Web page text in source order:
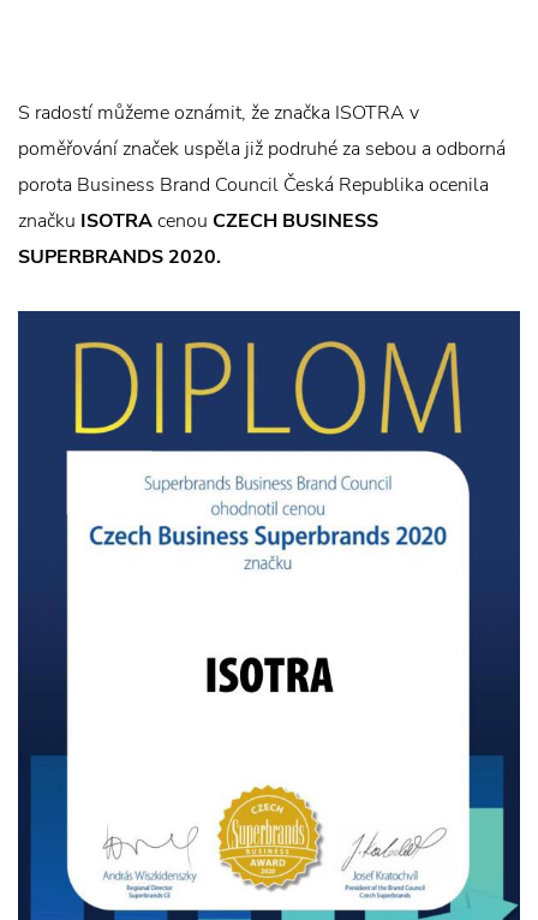
S radostí můžeme oznámit, že značka ISOTRA v
poměřování značek uspěla již podruhé za sebou a odborná
porota Business Brand Council Česká Republika ocenila
značku ISOTRAcenou CZECH BUSINESS
SUPERBRANDS 2020.